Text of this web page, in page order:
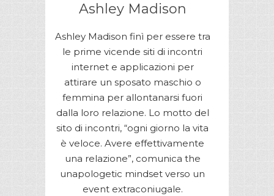
Ashley Madison
Ashley Madison finì per essere tra
le prime vicende siti di incontri
internet e applicazioni per
attirare un sposato maschio o
femmina per allontanarsi fuori
dalla loro relazione. Lo motto del
sito di incontri, “ogni giorno la vita
è veloce. Avere effettivamente
una relazione”, comunica the
unapologetic mindset verso un
event extraconiugale.